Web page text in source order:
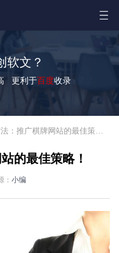
软文？
更利于百度收录
：推广棋牌网站的最佳策略！
的最佳策略！
： 小编